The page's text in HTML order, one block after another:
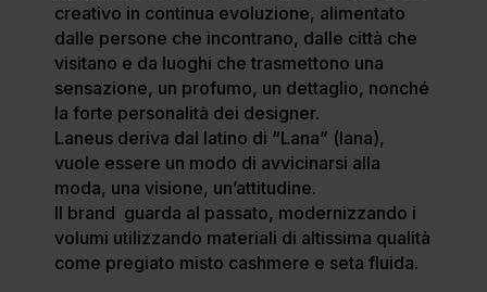
creativo in continua evoluzione, alimentato
dalle persone che incontrano, dalle città che
visitano e da luoghi che trasmettono una
sensazione, un profumo, un dettaglio, nonché
la forte personalità dei designer.
Laneus deriva dal latino di “Lana” (lana),
vuole essere un modo di avvicinarsi alla
moda, una visione, un’attitudine.
Il brand guarda al passato, modernizzando i
volumi utilizzando materiali di altissima qualità
come pregiato misto cashmere e seta fluida.